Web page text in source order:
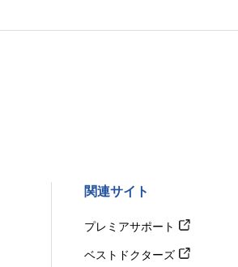
関連サイト
プレミアサポート
ベストドクターズ